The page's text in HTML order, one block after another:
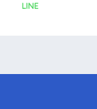
LINE